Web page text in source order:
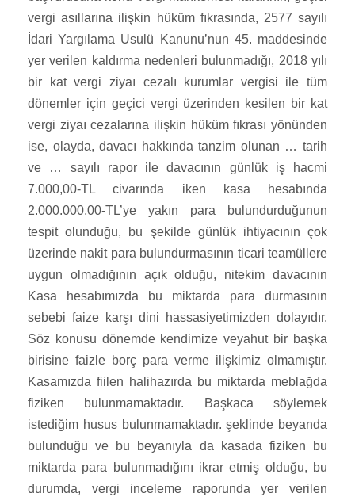
vergi asıllarına ilişkin hüküm fıkrasında, 2577 sayılı
İdari Yargılama Usulü Kanunu’nun 45. maddesinde
yer verilen kaldırma nedenleri bulunmadığı, 2018 yılı
bir kat vergi ziyaı cezalı kurumlar vergisi ile tüm
dönemler için geçici vergi üzerinden kesilen bir kat
vergi ziyaı cezalarına ilişkin hüküm fıkrası yönünden
ise, olayda, davacı hakkında tanzim olunan … tarih
ve … sayılı rapor ile davacının günlük iş hacmi
7.000,00-TL civarında iken kasa hesabında
2.000.000,00-TL’ye yakın para bulundurduğunun
tespit olunduğu, bu şekilde günlük ihtiyacının çok
üzerinde nakit para bulundurmasının ticari teamüllere
uygun olmadığının açık olduğu, nitekim davacının
Kasa hesabımızda bu miktarda para durmasının
sebebi faize karşı dini hassasiyetimizden dolayıdır.
Söz konusu dönemde kendimize veyahut bir başka
birisine faizle borç para verme ilişkimiz olmamıştır.
Kasamızda fiilen halihazırda bu miktarda meblağda
fiziken bulunmamaktadır. Başkaca söylemek
istediğim husus bulunmamaktadır. şeklinde beyanda
bulunduğu ve bu beyanıyla da kasada fiziken bu
miktarda para bulunmadığını ikrar etmiş olduğu, bu
durumda, vergi inceleme raporunda yer verilen